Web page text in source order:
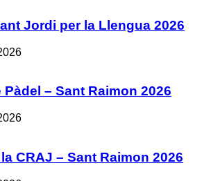
Jordi per la Llengua 2026
– Sant Raimon 2026
CRAJ – Sant Raimon 2026